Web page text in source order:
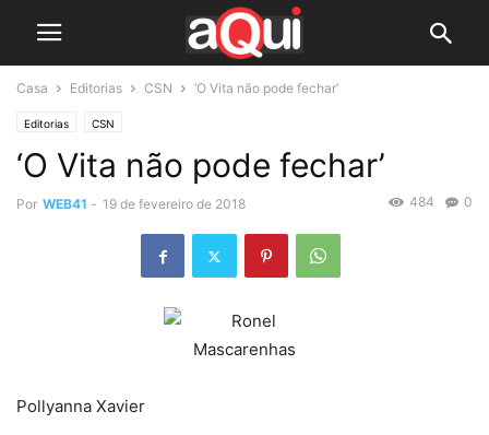
Casa Editorias CSN ‘O Vita não pode fechar’
Editorias CSN
‘O Vita não pode fechar’
Por WEB41 - 19 de fevereiro de 2018 0
484
Pollyanna Xavier